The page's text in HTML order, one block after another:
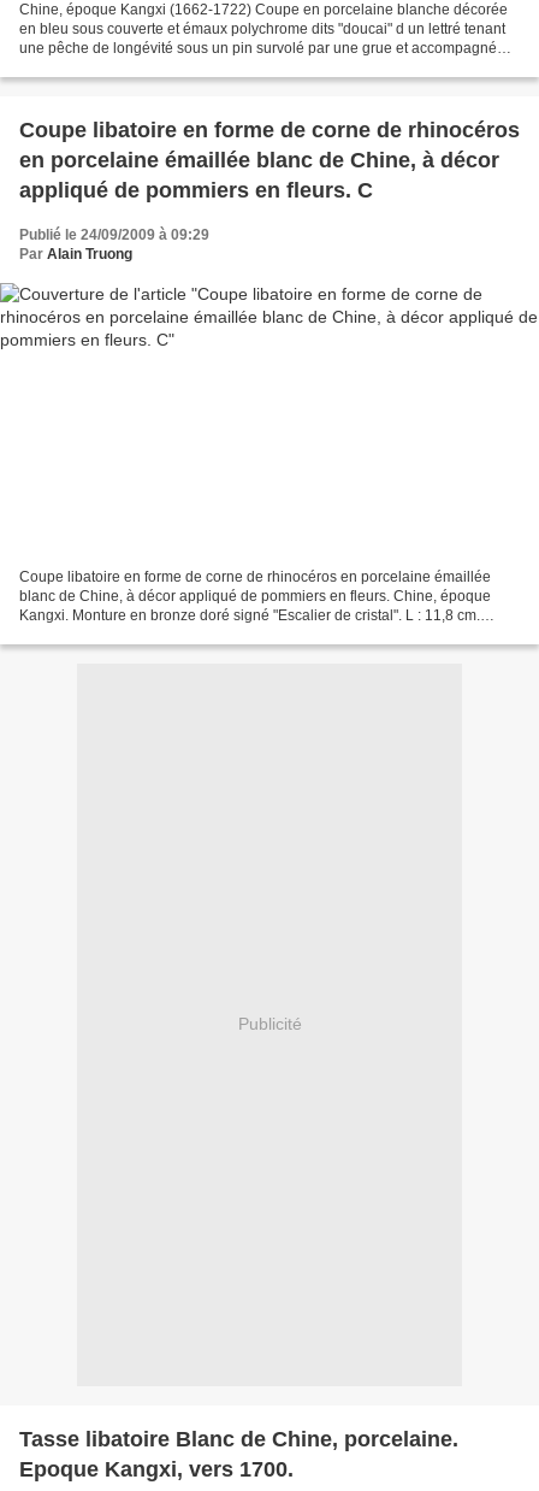
Chine, époque Kangxi (1662-1722) Coupe en porcelaine blanche décorée
en bleu sous couverte et émaux polychrome dits "doucai" d un lettré tenant
une pêche de longévité sous un pin survolé par une grue et accompagné
Coupe libatoire en forme de corne de rhinocéros
en porcelaine émaillée blanc de Chine, à décor
appliqué de pommiers en fleurs. C
Publié le 24/09/2009 à 09:29
Par Alain Truong
Coupe libatoire en forme de corne de rhinocéros en porcelaine émaillée
blanc de Chine, à décor appliqué de pommiers en fleurs. Chine, époque
Kangxi. Monture en bronze doré signé "Escalier de cristal". L : 11,8 cm.
Publicité
Tasse libatoire Blanc de Chine, porcelaine.
Epoque Kangxi, vers 1700.